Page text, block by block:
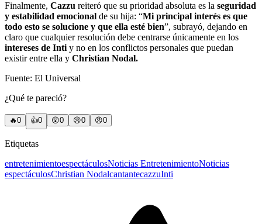
Finalmente, Cazzu reiteró que su prioridad absoluta es la seguridad
y estabilidad emocional de su hija: “Mi principal interés es que
todo esto se solucione y que ella esté bien”, subrayó, dejando en
claro que cualquier resolución debe centrarse únicamente en los
intereses de Inti y no en los conflictos personales que puedan
existir entre ella y Christian Nodal.
Fuente: El Universal
¿Qué te pareció?
🔥0 👍0 😲0 😢0 😠0
Etiquetas
entretenimientoespectáculosNoticias EntretenimientoNoticias
espectáculosChristian NodalcantantecazzuInti